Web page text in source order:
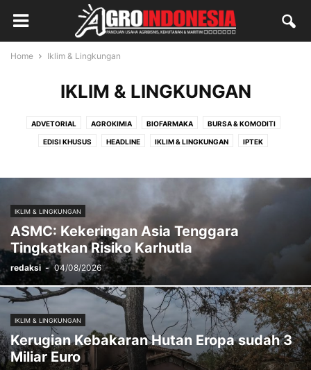
Home Iklim & Lingkungan
IKLIM & LINGKUNGAN
ADVETORIAL AGROKIMIA BIOFARMAKA BURSA & KOMODITI
EDISI KHUSUS HEADLINE IKLIM & LINGKUNGAN IPTEK
LAPORAN UTAMA MAGAZINE OPINI PANGAN PASAR
PELUANG USAHA PERKEBUNAN
PERTANIAN PETERNAKAN SALAM
TAMU UMUM
IKLIM & LINGKUNGAN
ASMC: Kekeringan Asia Tenggara
Tingkatkan Risiko Karhutla
redaksi - 04/08/2026
IKLIM & LINGKUNGAN
Kerugian Kebakaran Hutan Eropa sudah 3
Miliar Euro